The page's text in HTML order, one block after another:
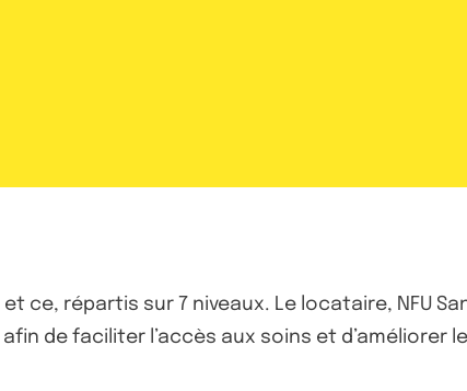
ce, répartis sur 7 niveaux. Le locataire, NFU
de faciliter l’accès aux soins et d’améliorer